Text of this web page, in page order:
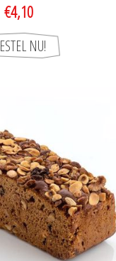
€4,10